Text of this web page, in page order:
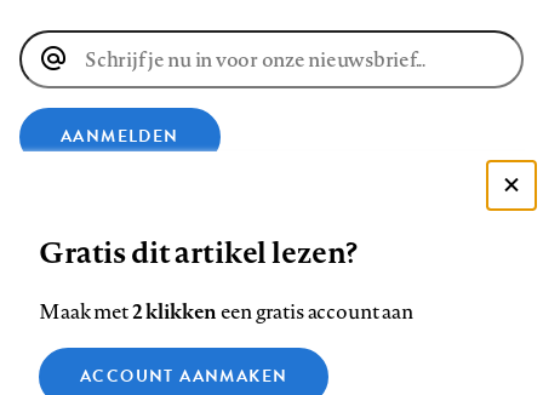
E-
mailadres
AANMELDEN
op
op
op
ons
op
Contact Colofon Disclaimer Privacy
Zie onze cookie policy
Gratis dit artikel lezen?
Maak met2 klikkeneen gratis account aan
ACCOUNT AANMAKEN